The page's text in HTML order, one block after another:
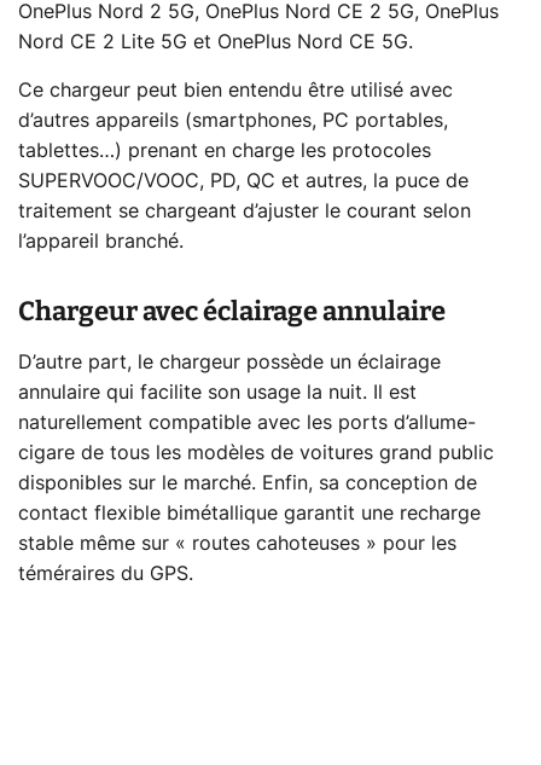
OnePlus Nord 2 5G, OnePlus Nord CE 2 5G, OnePlus
Nord CE 2 Lite 5G et OnePlus Nord CE 5G.
Ce chargeur peut bien entendu être utilisé avec
d’autres appareils (smartphones, PC portables,
tablettes…) prenant en charge les protocoles
SUPERVOOC/VOOC, PD, QC et autres, la puce de
traitement se chargeant d’ajuster le courant selon
l’appareil branché.
Chargeur avec éclairage annulaire
D’autre part, le chargeur possède un éclairage
annulaire qui facilite son usage la nuit. Il est
naturellement compatible avec les ports d’allume-
cigare de tous les modèles de voitures grand public
disponibles sur le marché. Enfin, sa conception de
contact flexible bimétallique garantit une recharge
stable même sur « routes cahoteuses » pour les
téméraires du GPS.